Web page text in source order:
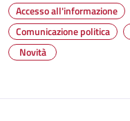
Accesso all'informazione
Comunicazione politica
Novità